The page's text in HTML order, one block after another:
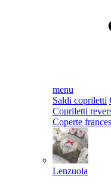
menu
Saldi copriletti
Copriletti
Coperte
Lenzuola